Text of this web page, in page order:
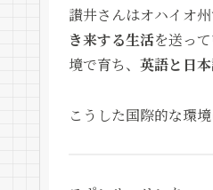
讃井さんはオハイオ
き来する生活を送っ
境で育ち、 英語と日
こうした国際的な環